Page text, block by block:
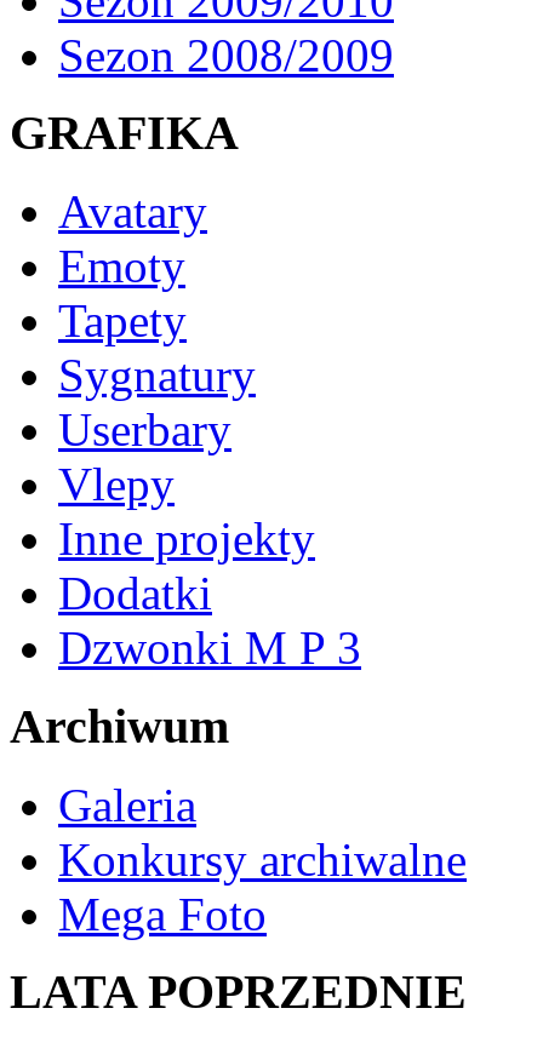
Sezon 2008/2009
GRAFIKA
Avatary
Emoty
Tapety
Sygnatury
Userbary
Vlepy
Inne projekty
Dodatki
Dzwonki M P 3
Archiwum
Galeria
Konkursy archiwalne
Mega Foto
LATA POPRZEDNIE